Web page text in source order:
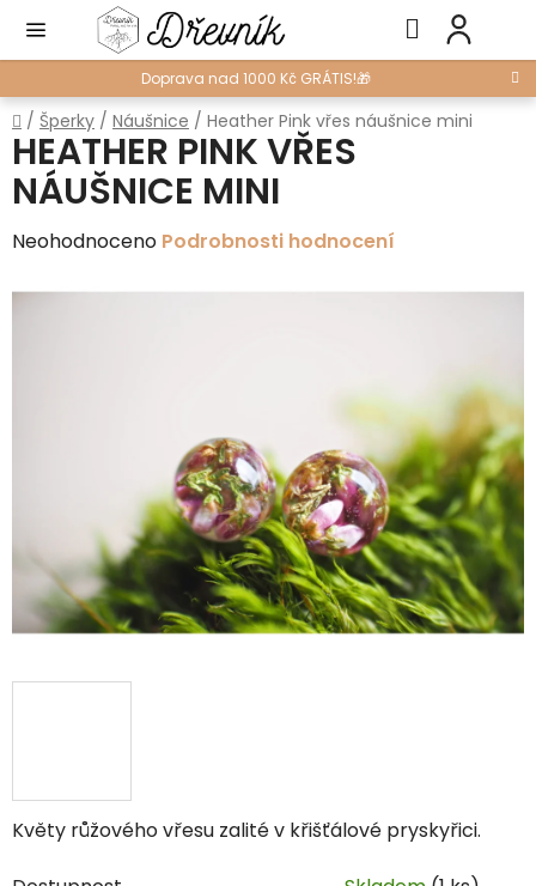
obsah
Doprava nad 1000 Kč GRÁTIS!🎁
Hledat
Domů
/ Šperky / Náušnice / Heather Pink vřes náušnice mini
Květy růžového vřesu zalité v křišťálové pryskyřici.
HEATHER PINK VŘES
NÁUŠNICE MINI
Průměrné
produktu
Neohodnoceno Podrobnosti hodnocení